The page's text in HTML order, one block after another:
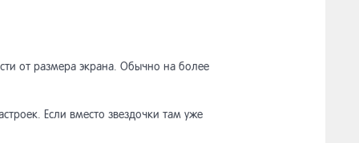
от размера экрана. Обычно на более
Если вместо звездочки там уже